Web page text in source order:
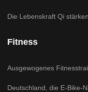
Die Lebenskraft Qi stärken
Fitness
Ausgewogenes
Deutschland, die E-Bike-